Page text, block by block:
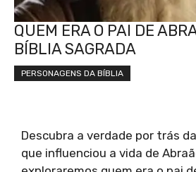
QUEM ERA O PAI DE
BÍBLIA SAGRADA
PERSONAGENS DA BÍBLIA
Descubra a verdade por trás
que influenciou a vida de